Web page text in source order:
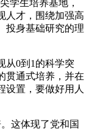
学生培养基地，
人才，围绕加强高
投身基础研究的理
从0到1的科学突
贯通式培养，并在
设置，要做好用人
这体现了党和国